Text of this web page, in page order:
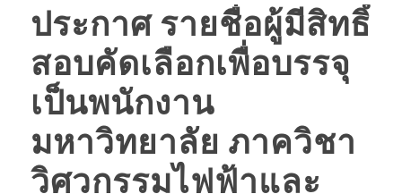
ประกาศ รายชื่อผู้มีสิทธิ์
สอบคัดเลือกเพื่อบรรจุ
เป็นพนักงาน
มหาวิทยาลัย ภาควิชา
วิศวกรรมไฟฟ้าและ